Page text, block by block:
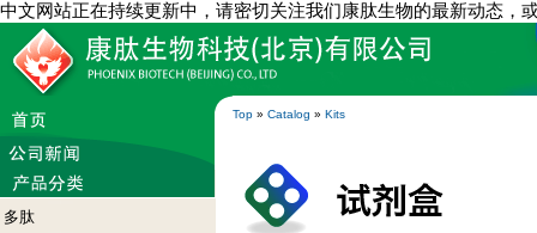
中文网站正在持续更新中，请密切关注我们康肽生物的最新动态，
Top » Catalog » Kits
多肽